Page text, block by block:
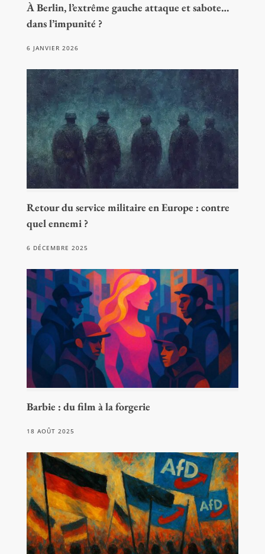
À Berlin, l’extrême gauche attaque et sabote…
dans l’impunité ?
6 JANVIER 2026
Retour du service militaire en Europe : contre
quel ennemi ?
6 DÉCEMBRE 2025
Barbie : du film à la forgerie
18 AOÛT 2025